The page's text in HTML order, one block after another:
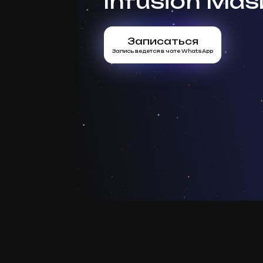
Записаться
Запись ведется в чате WhatsApp